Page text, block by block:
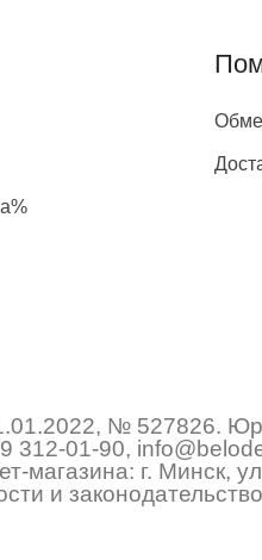
№ 527826.
312-01-90,
магазина: г. Минск,
и